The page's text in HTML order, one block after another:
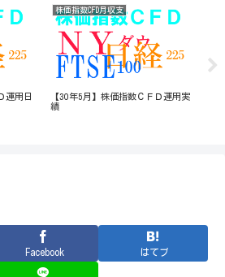
運用日
株価指数CFD月収支
【30年5月】株価指数ＣＦＤ運用実
績
Facebook はてブ